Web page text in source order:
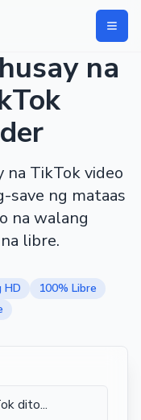
na
na TikTok video
save ng mataas
na walang
libre.
HD
100% Libre